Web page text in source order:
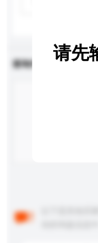
查询内容
请先